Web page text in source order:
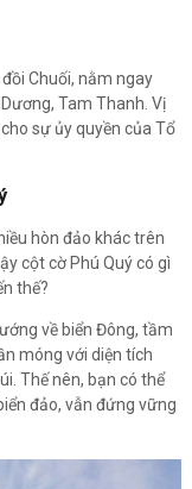
Chuối, nằm ngay
Tam Thanh. Vị
sự ủy quyền của Tổ
hòn đảo khác trên
cột cờ Phú Quý có gì
thế?
về biển Đông, tầm
móng với diện tích
Thế nên, bạn có thể
đảo, vẫn đứng vững